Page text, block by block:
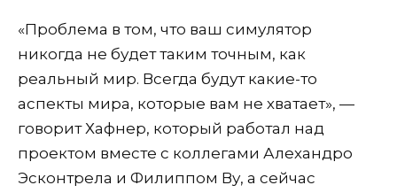
«Проблема в том, что ваш симулятор
никогда не будет таким точным, как
реальный мир. Всегда будут какие-то
аспекты мира, которые вам не хватает», —
говорит Хафнер, который работал над
проектом вместе с коллегами Алехандро
Эсконтрела и Филиппом Ву, а сейчас